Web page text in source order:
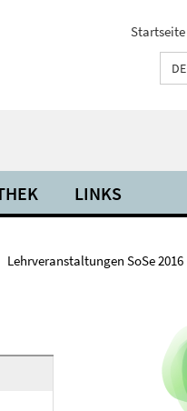
Startseite
DE
LINKS
Lehrveranstaltungen SoSe 2016